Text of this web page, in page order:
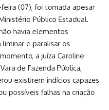
(07), foi tomada apesar
Público Estadual.
havia elementos
e paralisar os
a juíza Caroline
de Fazenda Pública,
existirem indícios capazes
possíveis falhas na criação